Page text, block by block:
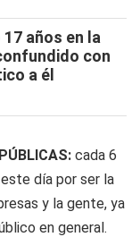
años en la
con
a él
cada 6
día por ser la
y la gente, ya
en general.